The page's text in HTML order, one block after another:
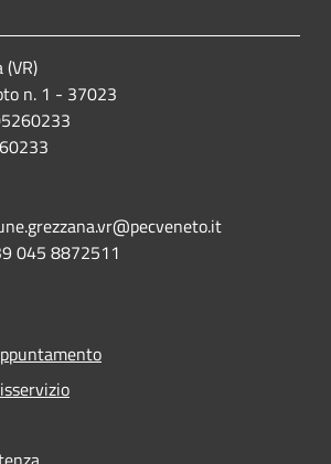
n. 1 - 37023
045 8872511